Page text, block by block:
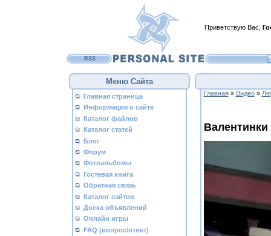
Приветствую Вас
RSS
Меню Сайта
Главная страница
Информация о сайте
Каталог файлов
Каталог статей
Блог
Форум
Фотоальбомы
Гостевая книга
Обратная связь
Каталог сайтов
Доска объявлений
Онлайн игры
FAQ (вопрос/ответ)
Главная» Видео»